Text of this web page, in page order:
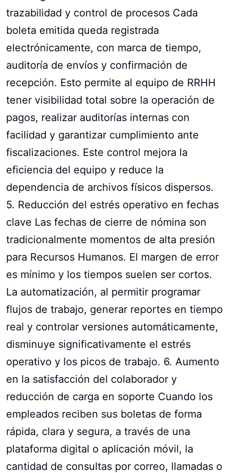
trazabilidad y control de procesos Cada
boleta emitida queda registrada
electrónicamente, con marca de tiempo,
auditoría de envíos y confirmación de
recepción. Esto permite al equipo de RRHH
tener visibilidad total sobre la operación de
pagos, realizar auditorías internas con
facilidad y garantizar cumplimiento ante
fiscalizaciones. Este control mejora la
eficiencia del equipo y reduce la
dependencia de archivos físicos dispersos.
5. Reducción del estrés operativo en fechas
clave Las fechas de cierre de nómina son
tradicionalmente momentos de alta presión
para Recursos Humanos. El margen de error
es mínimo y los tiempos suelen ser cortos.
La automatización, al permitir programar
flujos de trabajo, generar reportes en tiempo
real y controlar versiones automáticamente,
disminuye significativamente el estrés
operativo y los picos de trabajo. 6. Aumento
en la satisfacción del colaborador y
reducción de carga en soporte Cuando los
empleados reciben sus boletas de forma
rápida, clara y segura, a través de una
plataforma digital o aplicación móvil, la
cantidad de consultas por correo, llamadas o